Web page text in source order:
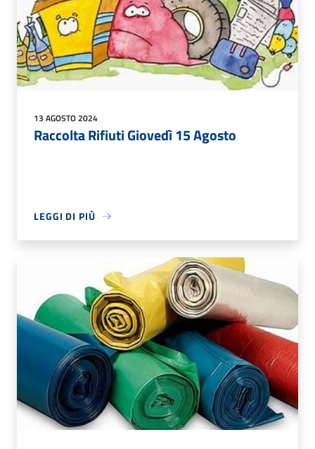
13 AGOSTO 2024
Raccolta Rifiuti Giovedì 15 Agosto
LEGGI DI PIÙ